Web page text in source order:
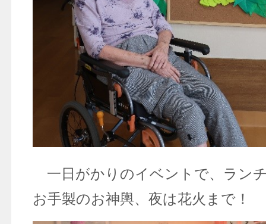
一日がかりのイベントで、ラン
お手製のお神輿、夜は花火まで！